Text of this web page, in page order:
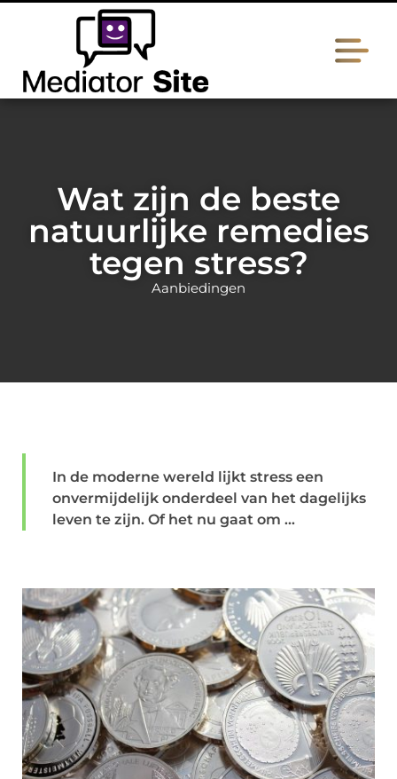
Wat zijn de beste
natuurlijke remedies
tegen stress?
Aanbiedingen
In de moderne wereld lijkt stress een
onvermijdelijk onderdeel van het dagelijks
leven te zijn. Of het nu gaat om ...